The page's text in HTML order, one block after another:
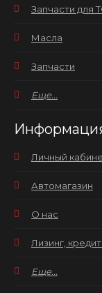
Запчасти для
Масла
Запчасти
Еще...
Личный
Автомагазин
О нас
Лизинг,
Еще...